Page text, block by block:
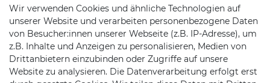
Vertrag widerrufen
Batterieentsorgung
Versand/ Zahlung
Wir verwenden Cookies und ähnliche Technologien auf
unserer Website und verarbeiten personenbezogene Daten
von Besucher:innen unserer Webseite (z.B. IP-Adresse), um
z.B. Inhalte und Anzeigen zu personalisieren, Medien von
Drittanbietern einzubinden oder Zugriffe auf unsere
Website zu analysieren. Die Datenverarbeitung erfolgt erst